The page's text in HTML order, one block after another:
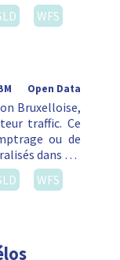
WFS
Open Data
Bruxelloise,
traffic. Ce
ou de
dans …
WFS